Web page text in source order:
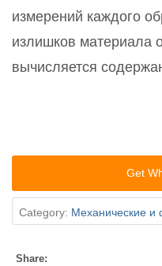
измерений каждого
излишков материала
вычисляется
Get
Category: Механические и
Share: